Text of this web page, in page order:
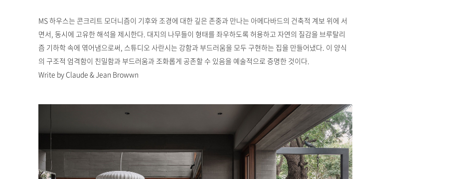
MS 하우스는 콘크리트 모더니즘이 기후와 조경에 대한 깊은 존중과 만나는 아메다바드의 건축적 계보 위에 서
면서, 동시에 고유한 해석을 제시한다. 대지의 나무들이 형태를 좌우하도록 허용하고 자연의 질감을 브루탈리
즘 기하학 속에 엮어냄으로써, 스튜디오 사란시는 강함과 부드러움을 모두 구현하는 집을 만들어냈다. 이 양식
의 구조적 엄격함이 친밀함과 부드러움과 조화롭게 공존할 수 있음을 예술적으로 증명한 것이다.
Write by Claude & Jean Browwn